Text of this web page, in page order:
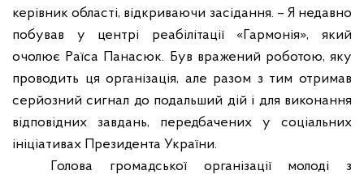
керівник області, відкриваючи засідання. – Я недавно
побував у центрі реабілітації «Гармонія», який
очолює Раїса Панасюк. Був вражений роботою, яку
проводить ця організація, але разом з тим отримав
серйозний сигнал до подальший дій і для виконання
відповідних завдань, передбачених у соціальних
ініціативах Президента України.
Голова громадської організації молоді з